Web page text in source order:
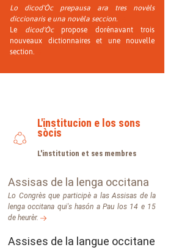
Lo dicod'Òc prepausa ara tres novèls
diccionaris e una novèla seccion.
Le
dicod'Òcpropose dorénavant trois
nouveaux dictionnaires et une nouvelle
section.
L'institucion e los sons
sòcis
L'institution et ses membres
Assisas de la lenga occitana
Lo Congrès que participè a las Assisas de la
lenga occitana qui's hasón a Pau los 14 e 15
de heurèr.
Assises de la langue occitane